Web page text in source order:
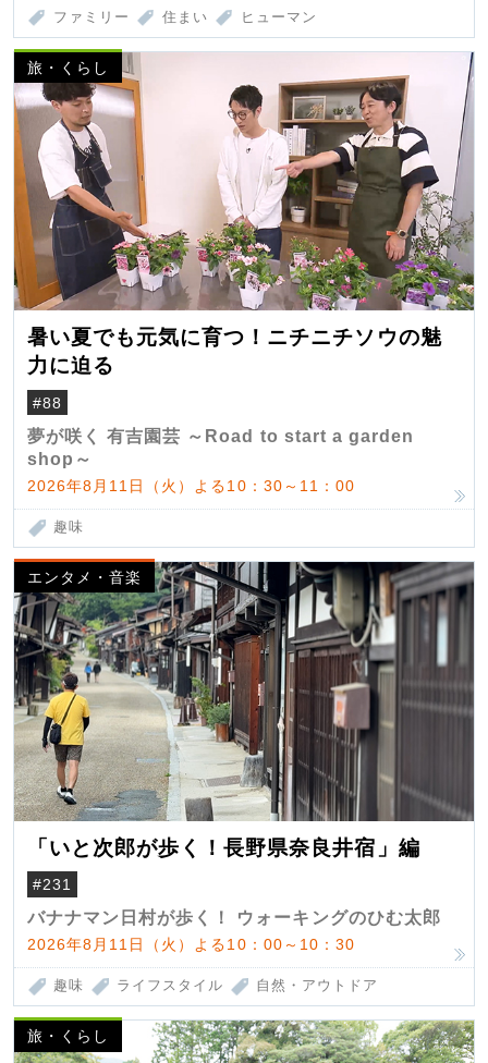
ファミリー 住まい ヒューマン
旅・くらし
暑い夏でも元気に育つ！ニチニチソウの魅
力に迫る
#88
夢が咲く 有吉園芸 ～Road to start a garden
shop～
2026年8月11日（火）よる10：30～11：00
趣味
エンタメ・音楽
「いと次郎が歩く！長野県奈良井宿」編
#231
バナナマン日村が歩く！ ウォーキングのひむ太郎
2026年8月11日（火）よる10：00～10：30
趣味 ライフスタイル 自然・アウトドア
旅・くらし